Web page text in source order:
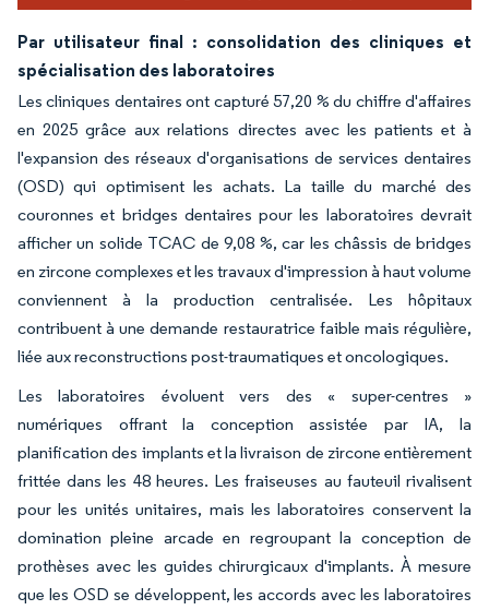
Par utilisateur final : consolidation des cliniques et
spécialisation des laboratoires
Les cliniques dentaires ont capturé 57,20 % du chiffre d'affaires
en 2025 grâce aux relations directes avec les patients et à
l'expansion des réseaux d'organisations de services dentaires
(OSD) qui optimisent les achats. La taille du marché des
couronnes et bridges dentaires pour les laboratoires devrait
afficher un solide TCAC de 9,08 %, car les châssis de bridges
en zircone complexes et les travaux d'impression à haut volume
conviennent à la production centralisée. Les hôpitaux
contribuent à une demande restauratrice faible mais régulière,
liée aux reconstructions post-traumatiques et oncologiques.
Les laboratoires évoluent vers des « super-centres »
numériques offrant la conception assistée par IA, la
planification des implants et la livraison de zircone entièrement
frittée dans les 48 heures. Les fraiseuses au fauteuil rivalisent
pour les unités unitaires, mais les laboratoires conservent la
domination pleine arcade en regroupant la conception de
prothèses avec les guides chirurgicaux d'implants. À mesure
que les OSD se développent, les accords avec les laboratoires